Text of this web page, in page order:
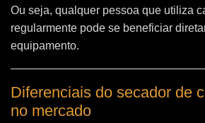
Ou seja, qualquer pessoa que utiliza
regularmente pode se beneficiar
equipamento.
Diferenciais do secador de
no mercado